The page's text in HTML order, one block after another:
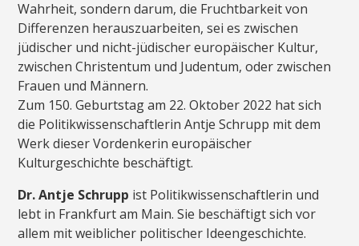
Wahrheit, sondern darum, die Fruchtbarkeit von
Differenzen herauszuarbeiten, sei es zwischen
jüdischer und nicht-jüdischer europäischer Kultur,
zwischen Christentum und Judentum, oder zwischen
Frauen und Männern.
Zum 150. Geburtstag am 22. Oktober 2022 hat sich
die Politikwissenschaftlerin Antje Schrupp mit dem
Werk dieser Vordenkerin europäischer
Kulturgeschichte beschäftigt.
Dr. Antje Schrupp ist Politikwissenschaftlerin und
lebt in Frankfurt am Main. Sie beschäftigt sich vor
allem mit weiblicher politischer Ideengeschichte.